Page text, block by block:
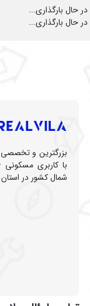
در حال بارگذاری...
در حال بارگذاری...
بزرگترین و
با کاربری
شمال کشور در